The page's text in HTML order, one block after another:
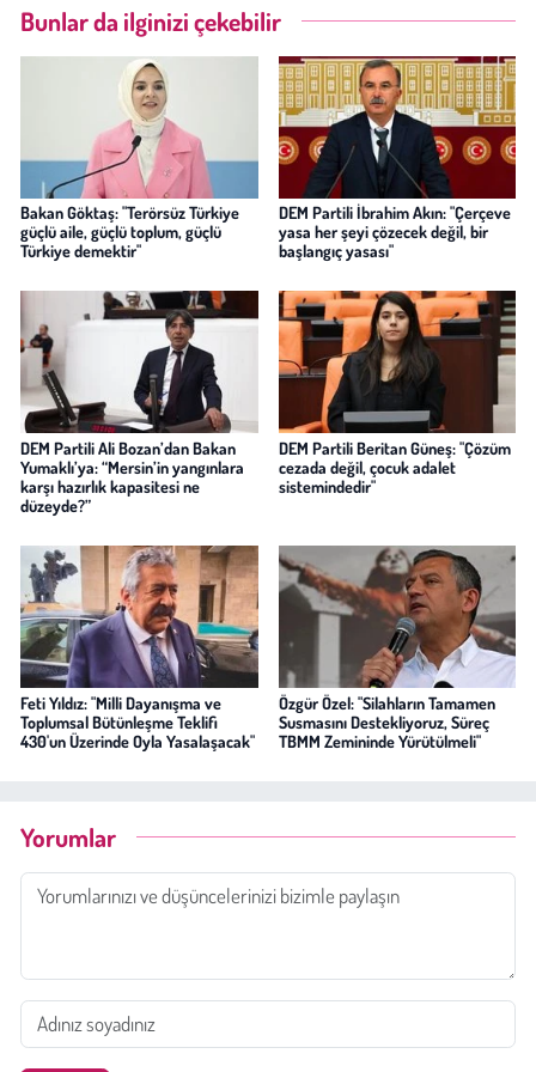
Bunlar da ilginizi çekebilir
Bakan Göktaş: "Terörsüz Türkiye
güçlü aile, güçlü toplum, güçlü
Türkiye demektir"
DEM Partili İbrahim Akın: "Çerçeve
yasa her şeyi çözecek değil, bir
başlangıç yasası"
DEM Partili Ali Bozan’dan Bakan
Yumaklı’ya: “Mersin’in yangınlara
karşı hazırlık kapasitesi ne
düzeyde?”
DEM Partili Beritan Güneş: "Çözüm
cezada değil, çocuk adalet
sistemindedir"
Feti Yıldız: "Milli Dayanışma ve
Toplumsal Bütünleşme Teklifi
430'un Üzerinde Oyla Yasalaşacak"
Özgür Özel: "Silahların Tamamen
Susmasını Destekliyoruz, Süreç
TBMM Zemininde Yürütülmeli"
Yorumlar